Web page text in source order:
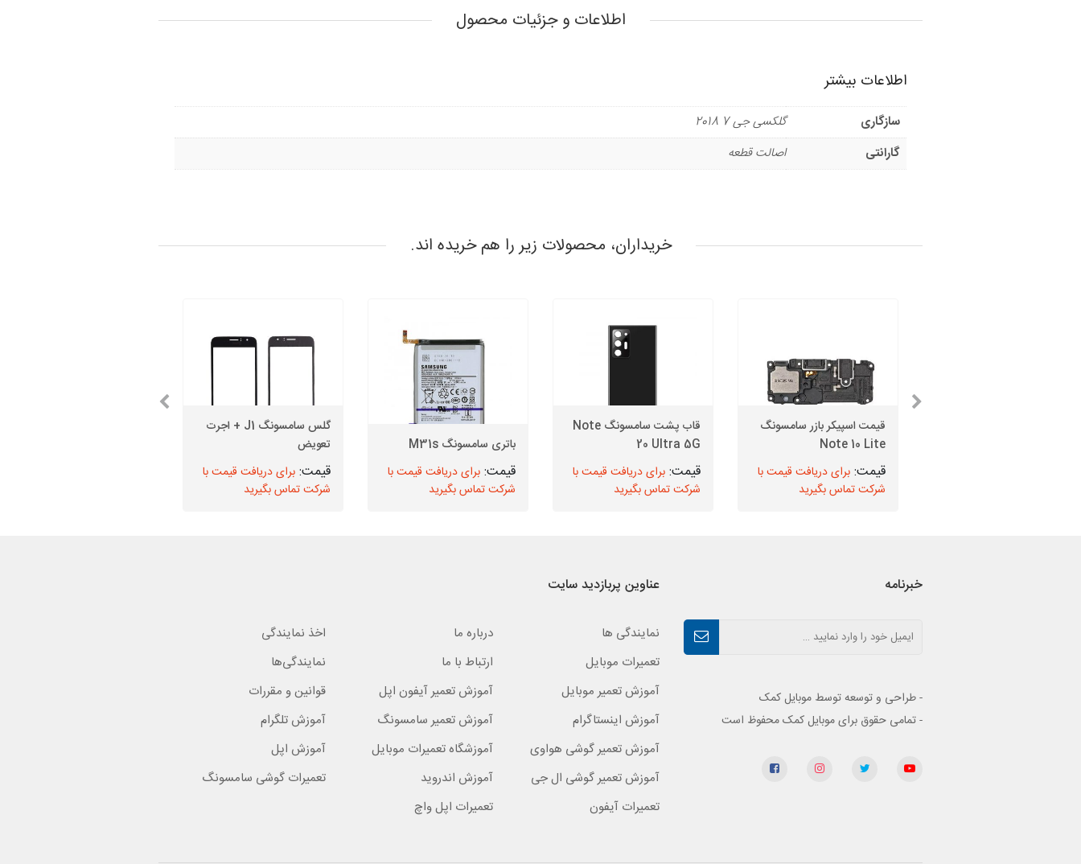
اطلاعات و جزئیات محصول
اطلاعات بیشتر
سازگاری
گلکسی جی 7 2018
گارانتی
اصالت قطعه
خریداران، محصولات زیر را هم خریده اند.
قیمت اسپیکر بازر سامسونگ
Note 10 Lite
برای دریافت قیمت با
شرکت تماس بگیرید
قاب پشت سامسونگ Note
20 Ultra 5G
برای دریافت قیمت با
شرکت تماس بگیرید
باتری سامسونگ M31s
برای دریافت قیمت با
شرکت تماس بگیرید
گلس سامسونگ J1 + اجرت
تعویض
برای دریافت قیمت با
شرکت تماس بگیرید
خبرنامه
- طراحی و توسعه توسط موبایل کمک
- تمامی حقوق برای موبایل کمک محفوظ است
عناوین پربازدید سایت
نمایندگی ها درباره ما
اخذ نمایندگی
تعمیرات موبایل
ارتباط با ما
نمایندگی‌ها
آموزش تعمیر موبایل
آموزش تعمیر آیفون اپل
قوانین و مقررات
آموزش اینستاگرام
آموزش تعمیر سامسونگ
آموزش تلگرام
آموزش تعمیر گوشی هواوی
آموزشگاه تعمیرات موبایل
آموزش اپل
آموزش تعمیر گوشی ال جی
آموزش اندروید
تعمیرات گوشی سامسونگ
تعمیرات آیفون
تعمیرات اپل واچ